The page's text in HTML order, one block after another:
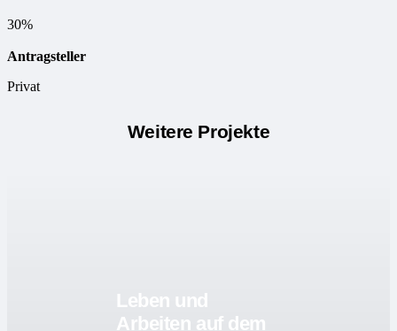
30%
Antragsteller
Privat
Weitere Projekte
Leben und
Arbeiten auf dem